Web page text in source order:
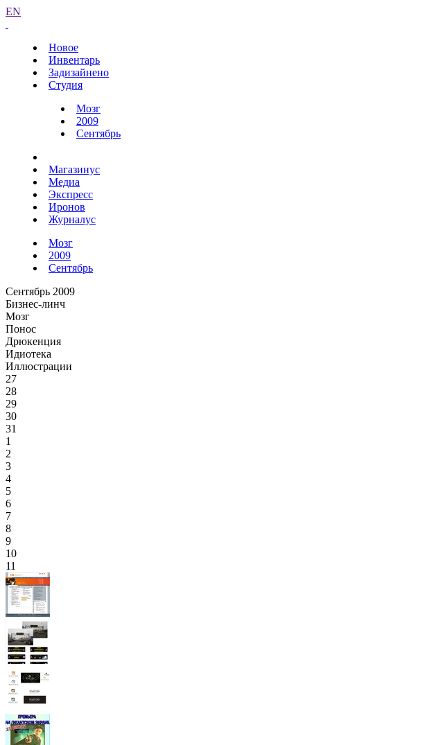
EN
Новое
Инвентарь
Задизайнено
Студия
Мозг
2009
Сентябрь
Магазинус
Медиа
Экспресс
Иронов
Журналус
Мозг
2009
Сентябрь
Сентябрь 2009
Бизнес-линч
Мозг
Понос
Дрюкенция
Идиотека
Иллюстрации
27
28
29
30
31
1
2
3
4
5
6
7
8
9
10
11